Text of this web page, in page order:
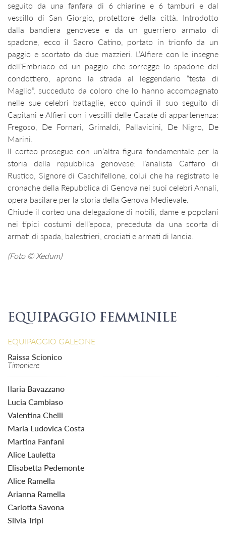
seguito da una fanfara di 6 chiarine e 6 tamburi e dal
vessillo di San Giorgio, protettore della città. Introdotto
dalla bandiera genovese e da un guerriero armato di
spadone, ecco il Sacro Catino, portato in trionfo da un
paggio e scortato da due mazzieri. L’Alfiere con le insegne
dell’Embriaco ed un paggio che sorregge lo spadone del
condottiero, aprono la strada al leggendario “testa di
Maglio”, succeduto da coloro che lo hanno accompagnato
nelle sue celebri battaglie, ecco quindi il suo seguito di
Capitani e Alfieri con i vessilli delle Casate di appartenenza:
Fregoso, De Fornari, Grimaldi, Pallavicini, De Nigro, De
Marini.
Il corteo prosegue con un’altra figura fondamentale per la
storia della repubblica genovese: l’analista Caffaro di
Rustico, Signore di Caschifellone, colui che ha registrato le
cronache della Repubblica di Genova nei suoi celebri Annali,
opera basilare per la storia della Genova Medievale.
Chiude il corteo una delegazione di nobili, dame e popolani
nei tipici costumi dell’epoca, preceduta da una scorta di
armati di spada, balestrieri, crociati e armati di lancia.
(Foto © Xedum)
EQUIPAGGIO FEMMINILE
EQUIPAGGIO GALEONE
Raissa Scionico
Timoniere
Ilaria Bavazzano
Lucia Cambiaso
Valentina Chelli
Maria Ludovica Costa
Martina Fanfani
Alice Lauletta
Elisabetta Pedemonte
Alice Ramella
Arianna Ramella
Carlotta Savona
Silvia Tripi